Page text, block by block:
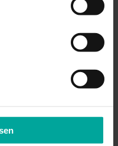
durch Haustiere